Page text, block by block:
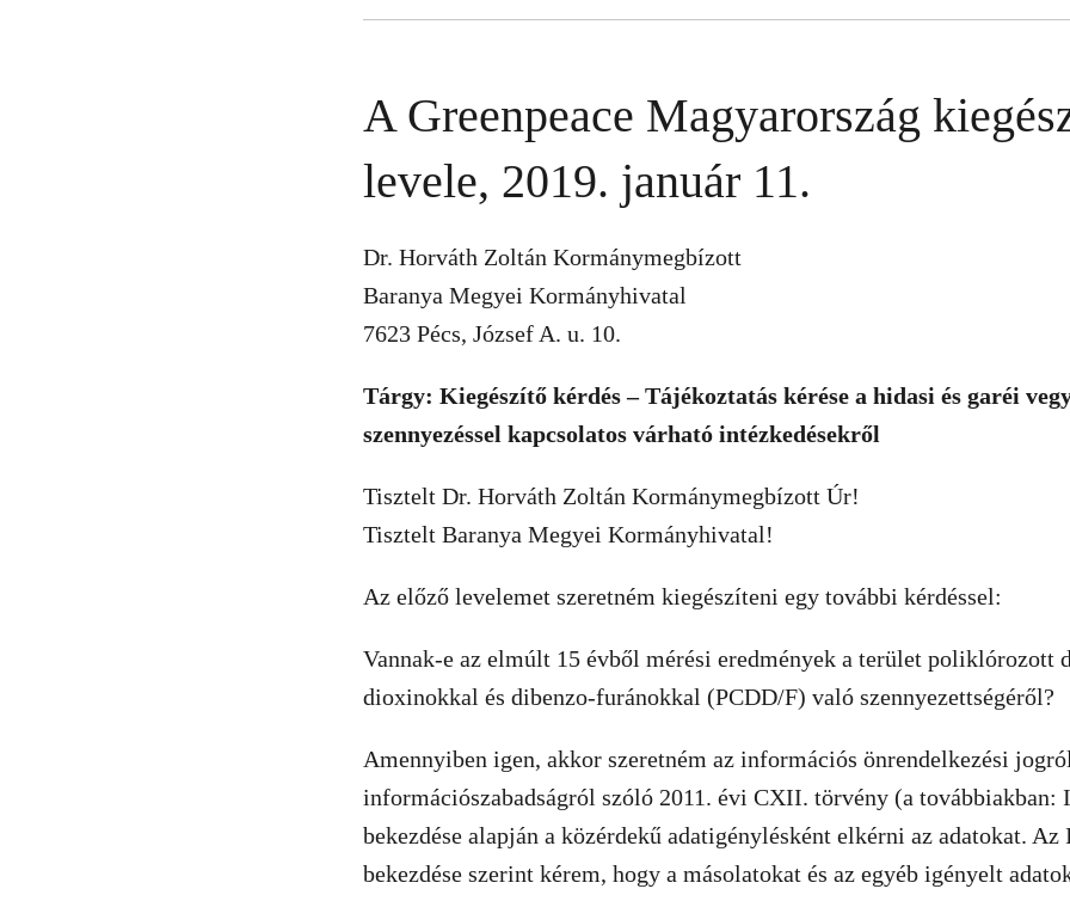
A Greenpeace Magyarország
levele, 2019. január 11.
Dr. Horváth Zoltán Kormánymegbízott
Baranya Megyei Kormányhivatal
7623 Pécs, József A. u. 10.
Tárgy: Kiegészítő kérdés – Tájékoztatás kérése a hidasi és garéi
szennyezéssel kapcsolatos várható intézkedésekről
Tisztelt Dr. Horváth Zoltán Kormánymegbízott Úr!
Tisztelt Baranya Megyei Kormányhivatal!
Az előző levelemet szeretném kiegészíteni egy további kérdéssel:
Vannak-e az elmúlt 15 évből mérési eredmények a terület poliklórozott
dioxinokkal és dibenzo-furánokkal (PCDD/F) való szennyezettségéről?
Amennyiben igen, akkor szeretném az információs önrendelkezési
információszabadságról szóló 2011. évi CXII. törvény (a továbbiakban:
bekezdése alapján a közérdekű adatigénylésként elkérni az adatokat.
bekezdése szerint kérem, hogy a másolatokat és az egyéb igényelt